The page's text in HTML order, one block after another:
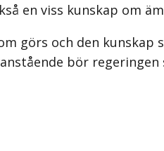
en viss kunskap om
görs och den
bör